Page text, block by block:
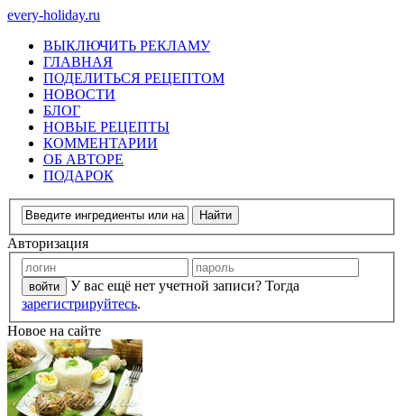
every-holiday.ru
ВЫКЛЮЧИТЬ РЕКЛАМУ
ГЛАВНАЯ
ПОДЕЛИТЬСЯ РЕЦЕПТОМ
НОВОСТИ
БЛОГ
НОВЫЕ РЕЦЕПТЫ
КОММЕНТАРИИ
ОБ АВТОРЕ
ПОДАРОК
Авторизация
У вас ещё нет учетной записи? Тогда
зарегистрируйтесь.
Новое на сайте